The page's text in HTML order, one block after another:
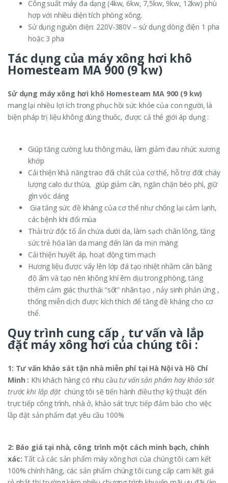
Công suất máy đa dạng (4kw, 6kw, 7,5kw, 9kw, 12kw) phù
hợp với nhiều diện tích phòng xông.
Sử dụng nguồn điện: 220V-380V – sử dụng dòng điện 1 pha
hoặc 3 pha
Tác dụng của máy xông hơi khô
Homesteam MA 900 (9 kw)
Sử dụng máy xông hơi khô Homesteam MA 900 (9 kw)
mang lại nhiều lợi ích trong phục hồi sức khỏe của con người, là
biện pháp trị liệu không dùng thuốc, được cả thế giới áp dụng :
Giúp tăng cường lưu thông máu, làm giảm đau nhức xương
khớp
Cải thiện khả năng trao đổi chất của cơ thể, hỗ trợ đốt cháy
lượng calo dư thừa, giúp giảm cân, ngăn chặn béo phì, giữ
gìn vóc dáng
Gia tăng sức đề kháng của cơ thể như chống lại cảm lạnh,
các bệnh khi đổi mùa
Thải trừ độc tố ẩn chứa dưới da, làm sạch chân lông, tăng
sức trẻ hóa làn da mang đến làn da mịn màng
Cải thiện huyết áp, hoạt động tim mạch
Hương liệu được vẩy lên lớp đá tạo nhiệt nhằm cân bằng
độ ẩm và tạo nên không khí êm dịu trong phòng, tăng
thêm cảm giác thư thái “sốt” nhân tạo , nảy sinh phản ứng ,
thống miễn dịch được kích thích để tăng đề kháng cho cơ
thể.
Quy trình cung cấp , tư vấn và lắp
đặt máy xông hơi của chúng tôi :
1: Tư vấn khảo sát tận nhà miễn phí tại Hà Nội và Hồ Chí
Minh : Khi khách hàng có nhu cầutư vấn sản phẩm hay khảo sát
trước khi lắp đặt chúng tôi sẽ tiến hành điều thợ kỹ thuật đến
trực tiếp công trình, nhà ở, khảo sát trực tiếp đảm bảo cho việc
lắp đặt sản phẩm đạt yêu cầu 100%
2: Báo giá tại nhà, công trình một cách minh bạch, chính
xác: Tất cả các sản phẩm máy xông hơi của chúng tôi cam kết
100% chính hãng, các sản phẩm chúng tôi cung cấp cam kết giá